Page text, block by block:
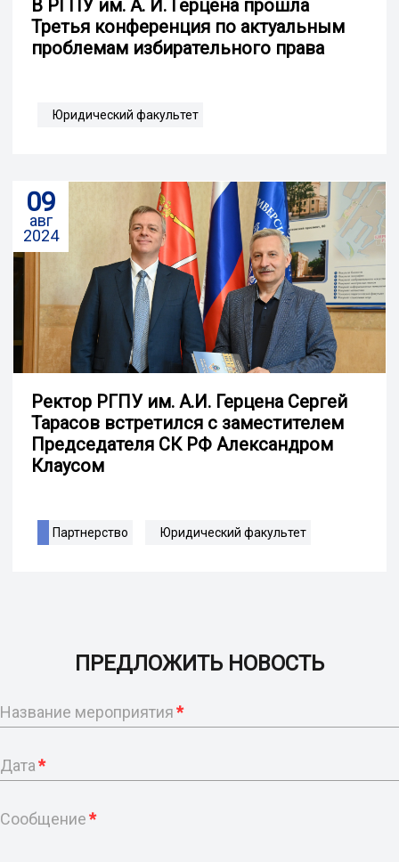
В РГПУ им. А. И. Герцена прошла
Третья конференция по актуальным
проблемам избирательного права
Юридический факультет
09
авг
2024
Ректор РГПУ им. А.И. Герцена Сергей
Тарасов встретился с заместителем
Председателя СК РФ Александром
Клаусом
Партнерство Юридический факультет
ПРЕДЛОЖИТЬ НОВОСТЬ
Название мероприятия*
Дата*
Сообщение*